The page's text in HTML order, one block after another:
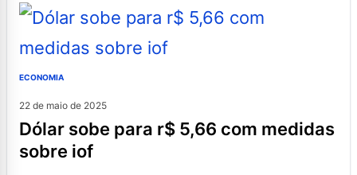
ECONOMIA
22 de maio de 2025
dólar sobe para r$ 5,66 com medidas
sobre iof